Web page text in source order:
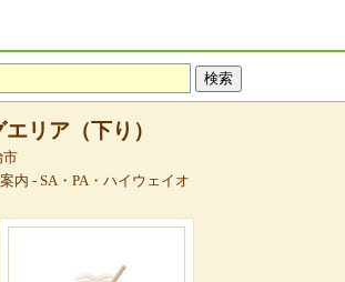
リア（下り）
市
内 - SA・PA・ハイウェイオ